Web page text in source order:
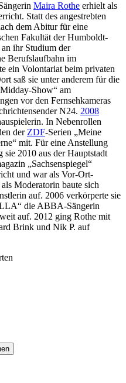
Maira Rothe erhielt als
Statt des angestrebten
dem Abitur für eine
Fakultät der Humboldt-
ihr Studium der
Berufslaufbahn im
ein Volontariat beim privaten
saß sie unter anderem für die
Show“ am
vor den Fernsehkameras
N24. 2008
In Nebenrollen
der ZDF-Serien „Meine
mit. Für eine Anstellung
2010 aus der Hauptstadt
„Sachsenspiegel“
und war als Vor-Ort-
Moderatorin baute sich
auf. 2006 verkörperte sie
die ABBA-Sängerin
auf. 2012 ging Rothe mit
Brink und Nik P. auf